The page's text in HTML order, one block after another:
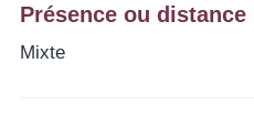
Présence ou distance
Mixte